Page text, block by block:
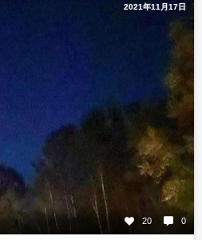
2021年11月17日
20 0